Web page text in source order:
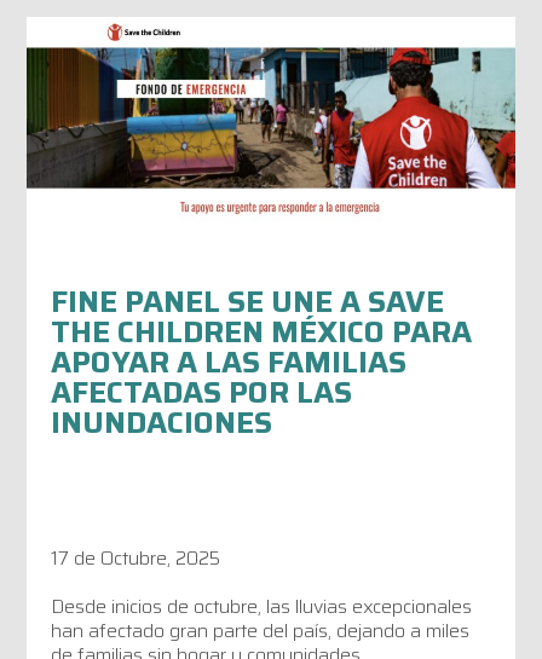
FINE PANEL SE UNE A SAVE
THE CHILDREN MÉXICO PARA
APOYAR A LAS FAMILIAS
AFECTADAS POR LAS
INUNDACIONES
17 de Octubre, 2025
Desde inicios de octubre, las lluvias excepcionales
han afectado gran parte del país, dejando a miles